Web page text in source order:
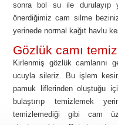
sonra bol su ile durulayıp
önerdiğimiz cam silme
yerinede normal kağıt havlu
Gözlük camı
Kirlenmiş gözlük camlarını
ucuyla sileriz. Bu işlem
pamuk liflerinden oluştuğu
bulaştırıp temizlemek
temizlemediği gibi cam